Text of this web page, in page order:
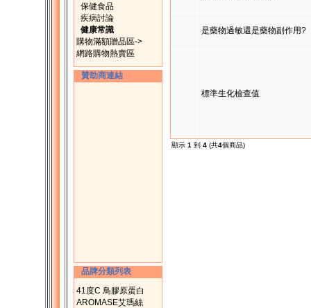
保健食品
疾病討論
健康常識
購物滿額贈品區->
網路購物熱賣區
贊助商連結
品牌分類列表
41度C 鳥膠原蛋白
AROMASE艾瑪絲
是藥物過敏還是藥物副作用?
標準生化檢查值
顯示 1 到 4 (共4個商品)